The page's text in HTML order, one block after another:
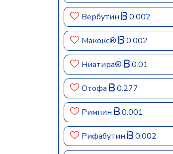
Вербутин 0.002
Макокс® 0.002
Ниатира® 0.01
Отофа 0.277
Римпин 0.001
Рифабутин 0.002